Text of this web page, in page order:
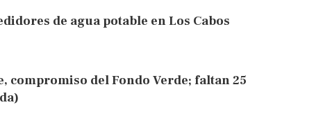
de agua potable en Los Cabos
compromiso del Fondo Verde; faltan 25